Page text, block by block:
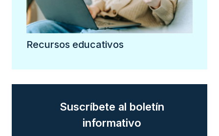
Recursos educativos
Suscríbete al boletín
informativo